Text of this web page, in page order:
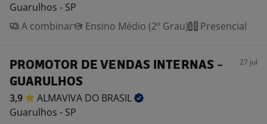
Guarulhos - SP
A combinar
Ensino Médio (2º Grau) Presencial
PROMOTOR DE VENDAS INTERNAS -
GUARULHOS
27 jul
3,9 ALMAVIVA DO BRASIL
Guarulhos - SP